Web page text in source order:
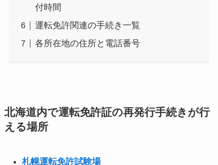
付時間
運転免許関連の手続き一覧
各所在地の住所と電話番号
北海道内で運転免許証の再発行手続きが行
える場所
札幌運転免許試験場